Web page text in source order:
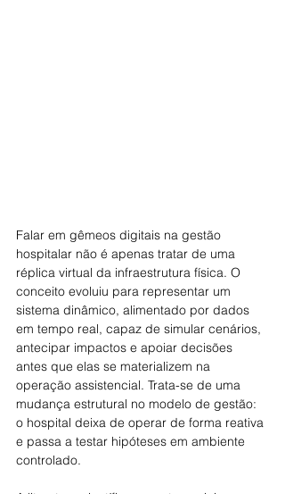
Falar em gêmeos digitais na gestão
hospitalar não é apenas tratar de uma
réplica virtual da infraestrutura física. O
conceito evoluiu para representar um
sistema dinâmico, alimentado por dados
em tempo real, capaz de simular cenários,
antecipar impactos e apoiar decisões
antes que elas se materializem na
operação assistencial. Trata-se de uma
mudança estrutural no modelo de gestão:
o hospital deixa de operar de forma reativa
e passa a testar hipóteses em ambiente
controlado.